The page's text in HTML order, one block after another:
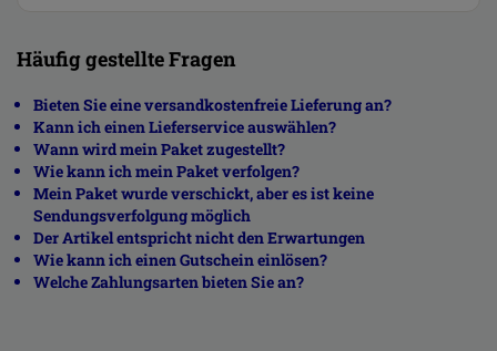
Häufig gestellte Fragen
Bieten Sie eine versandkostenfreie Lieferung an?
Kann ich einen Lieferservice auswählen?
Wann wird mein Paket zugestellt?
Wie kann ich mein Paket verfolgen?
Mein Paket wurde verschickt, aber es ist keine
Sendungsverfolgung möglich
Der Artikel entspricht nicht den Erwartungen
Wie kann ich einen Gutschein einlösen?
Welche Zahlungsarten bieten Sie an?